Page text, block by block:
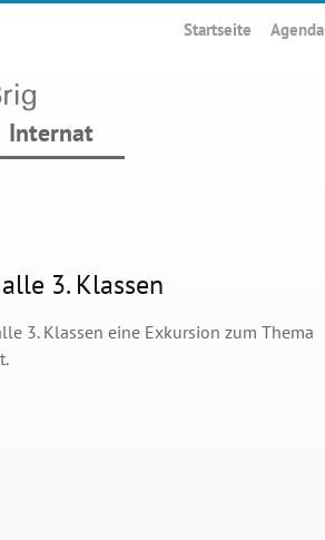
Startseite Agenda
Internat
3. Klassen
3. Klassen eine Exkursion zum Thema